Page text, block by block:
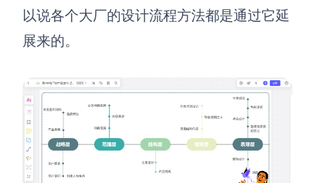
满足企业级团队协作和管理需求
帮助中心
获取详细功能指南和技术支持
知识分享社区
以说各个大厂的设计流程方法都是通过它延
展来的。